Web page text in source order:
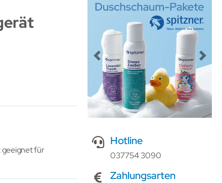
geeignet für
Previous Next
Hotline
037754 3090
Zahlungsarten